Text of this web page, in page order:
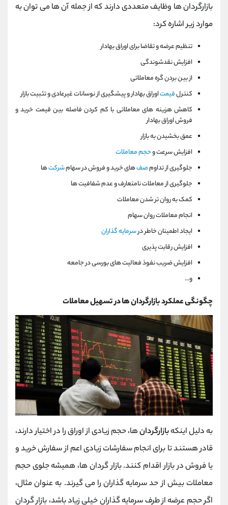
بازارگردان ها وظایف متعددی دارند که از جمله آن ها می توان به
موارد زیر اشاره کرد:
تنظیم عرضه و تقاضا برای اوراق بهادار
افزایش نقدشوندگی
از بین بردن گره معاملاتی
کنترلقیمتاوراق بهادار و پیشگیری از نوسانات غیرعادی و تثبیت بازار
کاهش هزینه های معاملاتی با کم کردن فاصله بین قیمت خرید و
فروش اوراق بهادار
عمق بخشیدن به بازار
افزایش سرعت وحجم معاملات
جلوگیری از تداومصفهای خرید و فروش در سهامشرکتها
جلوگیری از معاملات نامتعارف و عدم شفافیت ها
کمک به روان تر شدن معاملات
انجام معاملات روان سهام
ایجاد اطمینان خاطر درسرمایه گذاران
افزایش رقابت پذیری
افزایش ضریب نفوذ فعالیت های بورسی در جامعه
و...
چگونگی عملکرد بازارگردان ها در تسهیل معاملات
به دلیل اینکهبازارگردانها، حجم زیادی از اوراق را در اختیار دارند،
قادر هستند تا برای انجام سفارشات زیادی اعم از سفارش خرید و
یا فروش در بازار اقدام کنند. بازار گردان ها، همیشه جلوی حجم
معاملات بیش از حد سرمایه گذاران را می گیرند. به عنوان مثال،
اگر حجم عرضه از طرف سرمایه گذاران خیلی زیاد باشد، بازار گردان